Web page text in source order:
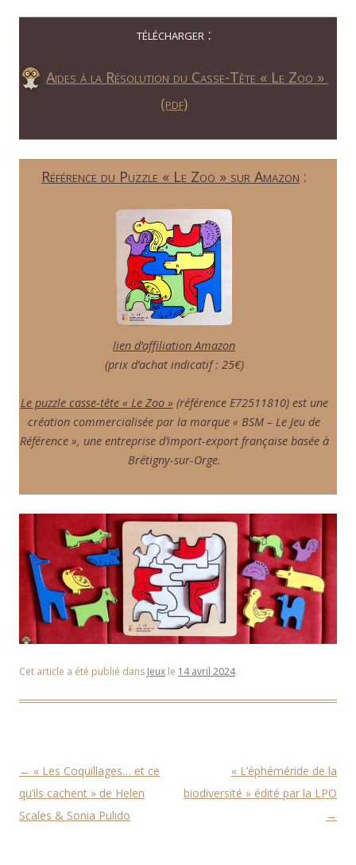
télécharger :
Aides à la Résolution du Casse-Tête « Le Zoo »
(pdf)
Référence du Puzzle « Le Zoo » sur Amazon :
lien d’affiliation Amazon
(prix d’achat indicatif : 25€)
Le puzzle casse-tête « Le Zoo » (référence E72511810) est une
création commercialisée par la marque « BSM – Le Jeu de
Référence », une entreprise d’import-export française basée à
Brétigny-sur-Orge.
Cet article a été publié dans Jeux le 14 avril 2024.
Navigation des articles
← « Les Coquillages… et ce
qu’ils cachent » de Helen
Scales & Sonia Pulido
« L’éphéméride de la
biodiversité » édité par la LPO
→